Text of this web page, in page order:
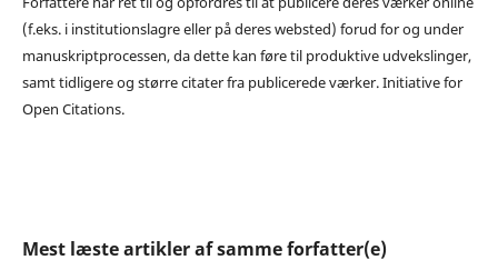
(f.eks. i institutionslagre eller på deres websted) forud for og under
manuskriptprocessen, da dette kan føre til produktive udvekslinger,
samt tidligere og større citater fra publicerede værker. Initiative for
Open Citations.
Mest læste artikler af samme forfatter(e)